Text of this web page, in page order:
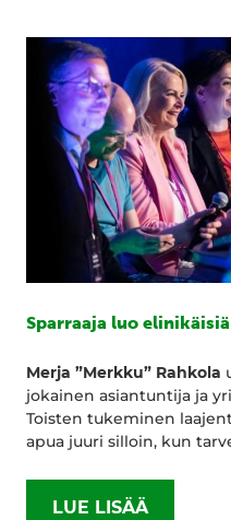
Sparraaja luo
Merja ”Merkku” Rahkola
jokainen asiantuntija ja
Toisten tukeminen
apua juuri silloin, kun
LUE LISÄÄ